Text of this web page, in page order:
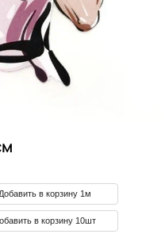
Добавить в корзину 1м
в корзину 10шт